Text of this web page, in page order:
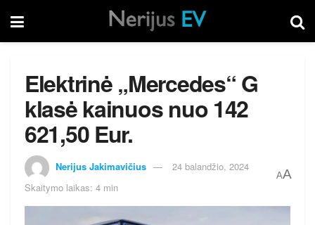
Elektrinė „Mercedes“ G
klasė kainuos nuo 142
621,50 Eur.
Nerijus Jakimavičius
24 balandžio, 2024
Skaitymo laikas: 4 min
AA